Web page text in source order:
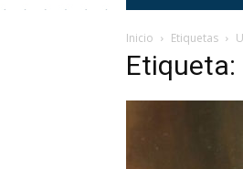
Inicio Etiquetas